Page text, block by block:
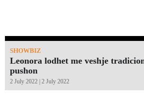
SHOWBIZ
Leonora lodhet me veshje
pushon
2 July 2022 | 2 July 2022